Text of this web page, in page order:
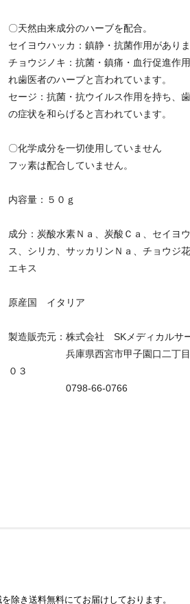
〇天然由来成分のハーブを配合。
セイヨウハッカ：鎮静・抗菌作用がありま
チョウジノキ：抗菌・鎮痛・血行促進作
れ歯医者のハーブと言われています。
セージ：抗菌・抗ウイルス作用を持ち、
の症状を和らげると言われています。
〇化学成分を一切使用していません
フッ素は配合していません。
内容量：５０ｇ
成分：炭酸水素Ｎａ、炭酸Ｃａ、セイヨ
ス、シリカ、サッカリンＮａ、チョウジ
エキス
原産国 イタリア
製造販売元：株式会社 SKメディカルサ
兵庫県西宮市甲子園口二丁目１
０３
0798-66-0766
除き送料無料にてお届けしております。